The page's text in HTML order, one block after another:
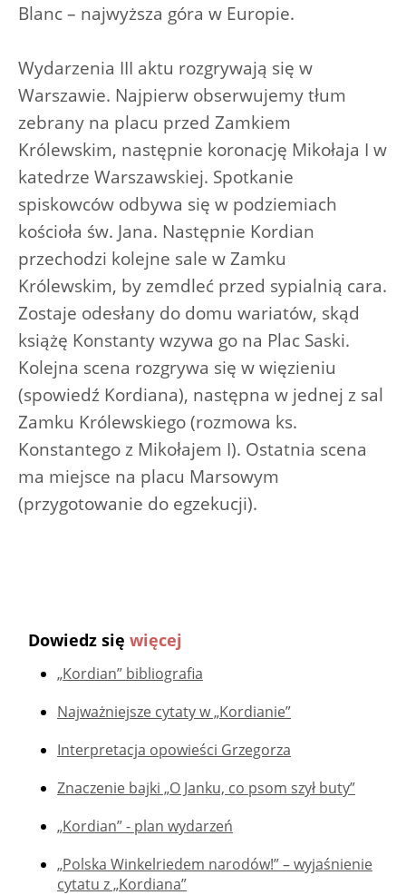
Blanc – najwyższa góra w Europie.
Wydarzenia III aktu rozgrywają się w
Warszawie. Najpierw obserwujemy tłum
zebrany na placu przed Zamkiem
Królewskim, następnie koronację Mikołaja I w
katedrze Warszawskiej. Spotkanie
spiskowców odbywa się w podziemiach
kościoła św. Jana. Następnie Kordian
przechodzi kolejne sale w Zamku
Królewskim, by zemdleć przed sypialnią cara.
Zostaje odesłany do domu wariatów, skąd
książę Konstanty wzywa go na Plac Saski.
Kolejna scena rozgrywa się w więzieniu
(spowiedź Kordiana), następna w jednej z sal
Zamku Królewskiego (rozmowa ks.
Konstantego z Mikołajem I). Ostatnia scena
ma miejsce na placu Marsowym
(przygotowanie do egzekucji).
Dowiedz się więcej
„Kordian” bibliografia
Najważniejsze cytaty w „Kordianie”
Interpretacja opowieści Grzegorza
Znaczenie bajki „O Janku, co psom szył buty”
„Kordian” - plan wydarzeń
„Polska Winkelriedem narodów!” – wyjaśnienie
cytatu z „Kordiana”